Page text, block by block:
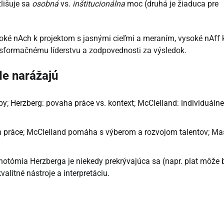
sa osobnávs. inštitucionálna moc (druhá je žiaduca pre
nAch k projektom s jasnými cieľmi a meraním, vysoké nAff
líderstvu a zodpovednosti za výsledok.
narážajú
Herzberg: povaha práce vs. kontext; McClelland: individuálne
McClelland pomáha s výberom a rozvojom talentov;
Herzberga je niekedy prekrývajúca sa (napr. plat môže
nástroje a interpretáciu.